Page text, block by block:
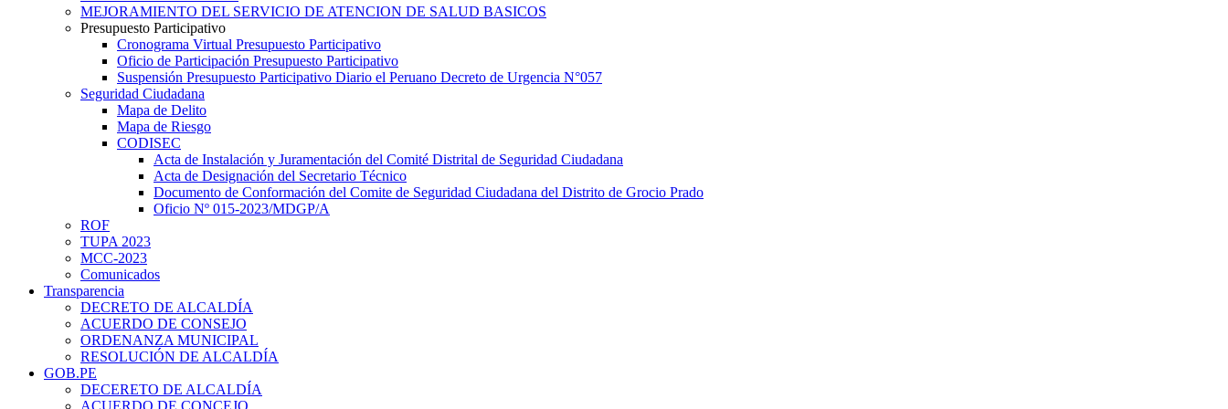
MEJORAMIENTO DEL SERVICIO DE ATENCION DE SALUD BASICOS
Presupuesto Participativo
Cronograma Virtual Presupuesto Participativo
Oficio de Participación Presupuesto Participativo
Suspensión Presupuesto Participativo Diario el Peruano Decreto de Urgencia N°057
Seguridad Ciudadana
Mapa de Delito
Mapa de Riesgo
CODISEC
Acta de Instalación y Juramentación del Comité Distrital de Seguridad Ciudadana
Acta de Designación del Secretario Técnico
Documento de Conformación del Comite de Seguridad Ciudadana del Distrito de Grocio Prado
Oficio Nº 015-2023/MDGP/A
ROF
TUPA 2023
MCC-2023
Comunicados
Transparencia
DECRETO DE ALCALDÍA
ACUERDO DE CONSEJO
ORDENANZA MUNICIPAL
RESOLUCIÓN DE ALCALDÍA
GOB.PE
DECERETO DE ALCALDÍA
ACUERDO DE CONCEJO